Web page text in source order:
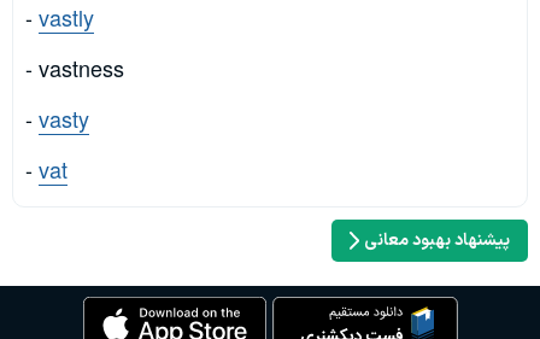
-vastly
- vastness
-vasty
-vat
پیشنهاد بهبود معانی